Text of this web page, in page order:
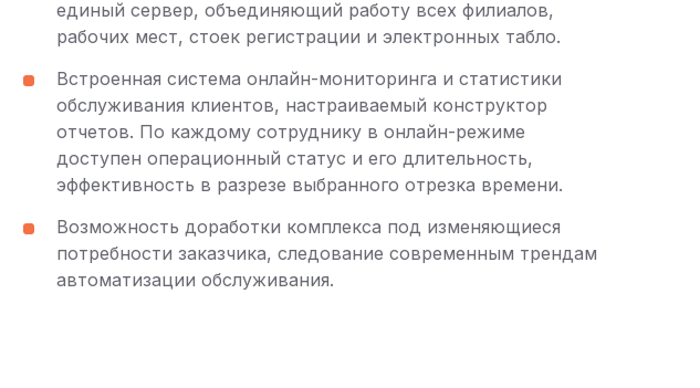
единый сервер, объединяющий работу всех филиалов,
рабочих мест, стоек регистрации и электронных табло.
Встроенная система онлайн-мониторинга и статистики
обслуживания клиентов, настраиваемый конструктор
отчетов. По каждому сотруднику в онлайн-режиме
доступен операционный статус и его длительность,
эффективность в разрезе выбранного отрезка времени.
Возможность доработки комплекса под изменяющиеся
потребности заказчика, следование современным трендам
автоматизации обслуживания.